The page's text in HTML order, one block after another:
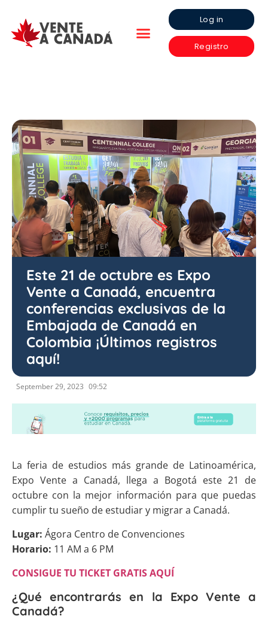
Log in
Registro
Este 21 de octubre es Expo
Vente a Canadá, encuentra
conferencias exclusivas de la
Embajada de Canadá en
Colombia ¡Últimos registros
aquí!
September 29, 2023 09:52
La feria de estudios más grande de Latinoamérica,
Expo Vente a Canadá, llega a Bogotá este 21 de
octubre con la mejor información para que puedas
cumplir tu sueño de estudiar y migrar a Canadá.
Lugar: Ágora Centro de Convenciones
Horario: 11 AM a 6 PM
CONSIGUE TU TICKET GRATIS AQUÍ
¿Qué encontrarás en la Expo Vente a
Canadá?